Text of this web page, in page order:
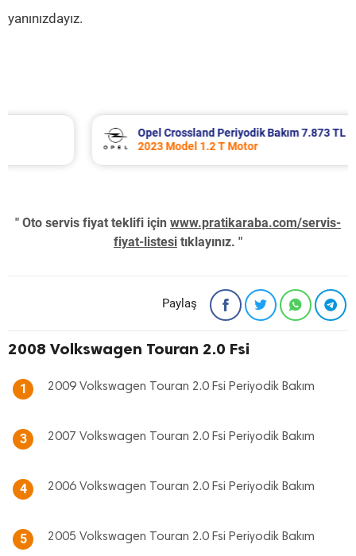
yanınızdayız.
Opel Crossland Periyodik Bakım 7.873 TL
2023 Model 1.2 T Motor
" Oto servis fiyat teklifi için www.pratikaraba.com/servis-
fiyat-listesi tıklayınız. "
Paylaş
2008 Volkswagen Touran 2.0 Fsi
1 2009 Volkswagen Touran 2.0 Fsi Periyodik Bakım
3 2007 Volkswagen Touran 2.0 Fsi Periyodik Bakım
4 2006 Volkswagen Touran 2.0 Fsi Periyodik Bakım
5 2005 Volkswagen Touran 2.0 Fsi Periyodik Bakım